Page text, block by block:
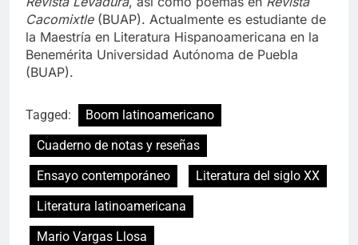
Cacomixtle (BUAP). Actualmente es estudiante de
la Maestría en Literatura Hispanoamericana en la
Benemérita Universidad Autónoma de Puebla
(BUAP).
Tagged:
Boom latinoamericano
Cuaderno de notas y reseñas
Ensayo contemporáneo
Literatura del siglo XX
Literatura latinoamericana
Mario Vargas Llosa